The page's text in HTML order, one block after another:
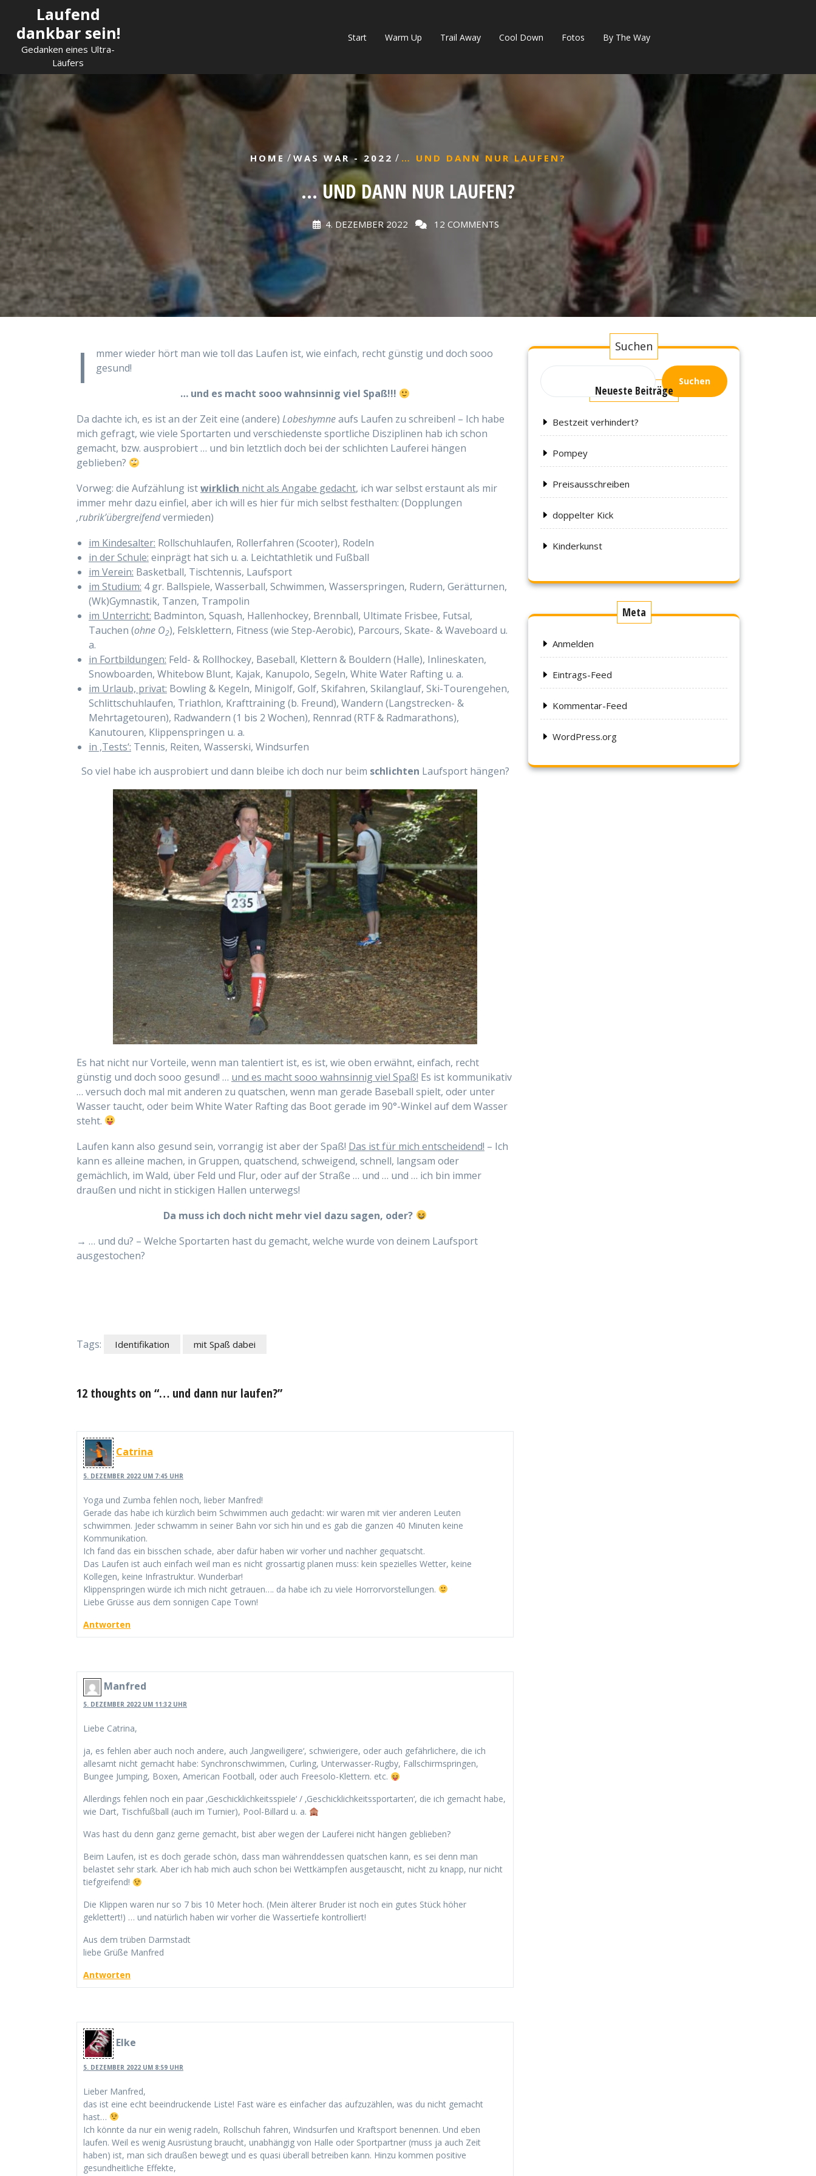
content
Laufend
dankbar sein!
Gedanken eines Ultra-
Läufers
Start Warm Up Trail Away Cool Down Fotos By The Way
HOME / WAS WAR - 2022 / … UND DANN NUR LAUFEN?
… UND DANN NUR LAUFEN?
4. DEZEMBER 2022 12 COMMENTS
I
mmer wieder hört man wie toll das Laufen ist, wie einfach, recht günstig und doch sooo
gesund!
… und es macht sooo wahnsinnig viel Spaß!!!
Da dachte ich, es ist an der Zeit eine (andere) Lobeshymneaufs Laufen zu schreiben! – Ich habe
mich gefragt, wie viele Sportarten und verschiedenste sportliche Disziplinen hab ich schon
gemacht, bzw. ausprobiert … und bin letztlich doch bei der schlichten Lauferei hängen
geblieben?
Vorweg: die Aufzählung istwirklich nicht als Angabe gedacht, ich war selbst erstaunt als mir
immer mehr dazu einfiel, aber ich will es hier für mich selbst festhalten: (Dopplungen
‚rubrik’übergreifendvermieden)
im Kindesalter: Rollschuhlaufen, Rollerfahren (Scooter), Rodeln
in der Schule: einprägt hat sich u. a. Leichtathletik und Fußball
im Verein: Basketball, Tischtennis, Laufsport
im Studium: 4 gr. Ballspiele, Wasserball, Schwimmen, Wasserspringen, Rudern, Gerätturnen,
(Wk)Gymnastik, Tanzen, Trampolin
im Unterricht: Badminton, Squash, Hallenhockey, Brennball, Ultimate Frisbee, Futsal,
Tauchen (ohne O2), Felsklettern, Fitness (wie Step-Aerobic), Parcours, Skate- & Waveboard u.
a.
in Fortbildungen: Feld- & Rollhockey, Baseball, Klettern & Bouldern (Halle), Inlineskaten,
Snowboarden, Whitebow Blunt, Kajak, Kanupolo, Segeln, White Water Rafting u. a.
im Urlaub, privat: Bowling & Kegeln, Minigolf, Golf, Skifahren, Skilanglauf, Ski-Tourengehen,
Schlittschuhlaufen, Triathlon, Krafttraining (b. Freund), Wandern (Langstrecken- &
Mehrtagetouren), Radwandern (1 bis 2 Wochen), Rennrad (RTF & Radmarathons),
Kanutouren, Klippenspringen u. a.
in ‚Tests‘: Tennis, Reiten, Wasserski, Windsurfen
So viel habe ich ausprobiert und dann bleibe ich doch nur beim schlichten Laufsport hängen?
Es hat nicht nur Vorteile, wenn man talentiert ist, es ist, wie oben erwähnt, einfach, recht
günstig und doch sooo gesund! … und es macht sooo wahnsinnig viel Spaß! Es ist kommunikativ
… versuch doch mal mit anderen zu quatschen, wenn man gerade Baseball spielt, oder unter
Wasser taucht, oder beim White Water Rafting das Boot gerade im 90°-Winkel auf dem Wasser
steht.
Laufen kann also gesund sein, vorrangig ist aber der Spaß! Das ist für mich entscheidend! – Ich
kann es alleine machen, in Gruppen, quatschend, schweigend, schnell, langsam oder
gemächlich, im Wald, über Feld und Flur, oder auf der Straße … und … und … ich bin immer
draußen und nicht in stickigen Hallen unterwegs!
Da muss ich doch nicht mehr viel dazu sagen, oder?
→ … und du? – Welche Sportarten hast du gemacht, welche wurde von deinem Laufsport
ausgestochen?
Tags: Identifikation mit Spaß dabei
12 thoughts on “… und dann nur laufen?”
Catrina
5. DEZEMBER 2022 UM 7:45 UHR
Yoga und Zumba fehlen noch, lieber Manfred!
Gerade das habe ich kürzlich beim Schwimmen auch gedacht: wir waren mit vier anderen Leuten
schwimmen. Jeder schwamm in seiner Bahn vor sich hin und es gab die ganzen 40 Minuten keine
Kommunikation.
Ich fand das ein bisschen schade, aber dafür haben wir vorher und nachher gequatscht.
Das Laufen ist auch einfach weil man es nicht grossartig planen muss: kein spezielles Wetter, keine
Kollegen, keine Infrastruktur. Wunderbar!
Klippenspringen würde ich mich nicht getrauen…. da habe ich zu viele Horrorvorstellungen.
Liebe Grüsse aus dem sonnigen Cape Town!
Antworten
Manfred
5. DEZEMBER 2022 UM 11:32 UHR
Liebe Catrina,
ja, es fehlen aber auch noch andere, auch ‚langweiligere‘, schwierigere, oder auch gefährlichere, die ich
allesamt nicht gemacht habe: Synchronschwimmen, Curling, Unterwasser-Rugby, Fallschirmspringen,
Bungee Jumping, Boxen, American Football, oder auch Freesolo-Klettern. etc.
Allerdings fehlen noch ein paar ‚Geschicklichkeitsspiele‘ / ‚Geschicklichkeitssportarten‘, die ich gemacht habe,
wie Dart, Tischfußball (auch im Turnier), Pool-Billard u. a.
Was hast du denn ganz gerne gemacht, bist aber wegen der Lauferei nicht hängen geblieben?
Beim Laufen, ist es doch gerade schön, dass man währenddessen quatschen kann, es sei denn man
belastet sehr stark. Aber ich hab mich auch schon bei Wettkämpfen ausgetauscht, nicht zu knapp, nur nicht
tiefgreifend!
Die Klippen waren nur so 7 bis 10 Meter hoch. (Mein älterer Bruder ist noch ein gutes Stück höher
geklettert!) … und natürlich haben wir vorher die Wassertiefe kontrolliert!
Aus dem trüben Darmstadt
liebe Grüße Manfred
Antworten
Elke
5. DEZEMBER 2022 UM 8:59 UHR
Lieber Manfred,
das ist eine echt beeindruckende Liste! Fast wäre es einfacher das aufzuzählen, was du nicht gemacht
hast…
Ich könnte da nur ein wenig radeln, Rollschuh fahren, Windsurfen und Kraftsport benennen. Und eben
laufen. Weil es wenig Ausrüstung braucht, unabhängig von Halle oder Sportpartner (muss ja auch Zeit
haben) ist, man sich draußen bewegt und es quasi überall betreiben kann. Hinzu kommen positive
gesundheitliche Effekte,
Suchen
Suchen
Neueste Beiträge
Bestzeit verhindert?
Pompey
Preisausschreiben
doppelter Kick
Kinderkunst
Meta
Anmelden
Eintrags-Feed
Kommentar-Feed
WordPress.org